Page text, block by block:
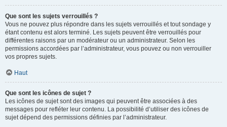
Que sont les sujets verrouillés ?
Vous ne pouvez plus répondre dans les sujets verrouillés et tout sondage y
étant contenu est alors terminé. Les sujets peuvent être verrouillés pour
différentes raisons par un modérateur ou un administrateur. Selon les
permissions accordées par l’administrateur, vous pouvez ou non verrouiller
vos propres sujets.
Haut
Que sont les icônes de sujet ?
Les icônes de sujet sont des images qui peuvent être associées à des
messages pour refléter leur contenu. La possibilité d’utiliser des icônes de
sujet dépend des permissions définies par l’administrateur.